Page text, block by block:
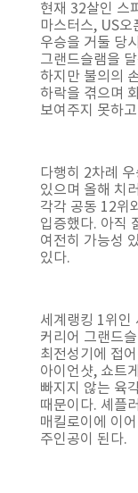
현재 32살인 스
마스터스, US오
우승을 거둘 당
그랜드슬램을
하지만 불의의
하락을 겪으며
보여주지 못하
다행히 2차례
있으며 올해 치
각각 공동 12위
입증했다. 아직
여전히 가능성
있다.
세계랭킹 1위인
커리어 그랜드
최전성기에 접
아이언샷, 쇼트
빠지지 않는 육
때문이다. 셰플
매킬로이에 이
주인공이 된다.